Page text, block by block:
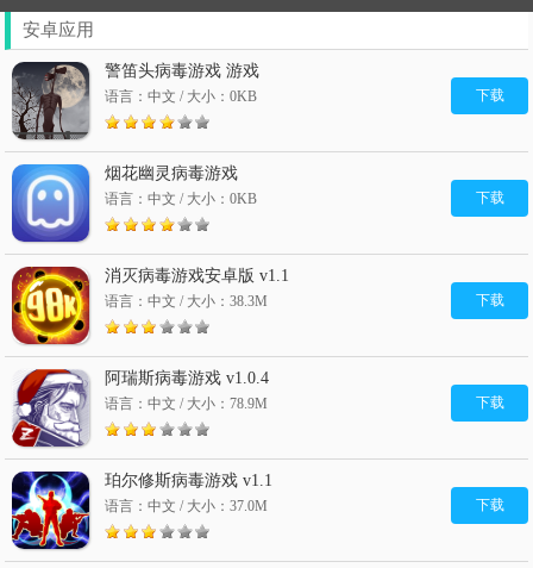
杀手成为恐怖的代名词，病毒题材的电脑游戏比较多，也很受欢
迎。
病毒类游戏有安卓病毒游戏，iphone病毒游戏，病毒类单机
游戏等，比较好玩的病毒游戏有《逆转录病毒》、《腐烂过度》
等。
其他病毒推荐：
安卓应用
警笛头病毒游戏 游戏
语言：中文 / 大小：0KB 下载
烟花幽灵病毒游戏
语言：中文 / 大小：0KB 下载
消灭病毒游戏安卓版 v1.1
语言：中文 / 大小：38.3M 下载
阿瑞斯病毒游戏 v1.0.4
语言：中文 / 大小：78.9M 下载
珀尔修斯病毒游戏 v1.1
语言：中文 / 大小：37.0M 下载